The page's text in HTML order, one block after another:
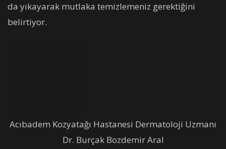
da yıkayarak mutlaka temizlemeniz gerektiğini
belirtiyor.
Acıbadem Kozyatağı Hastanesi Dermatoloji Uzmanı
Dr. Burçak Bozdemir Aral